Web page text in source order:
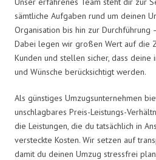
sämtliche Aufgaben rund um deinen
Organisation bis hin zur Durchführung
Dabei legen wir großen Wert auf die
Kunden und stellen sicher, dass
und Wünsche berücksichtigt werden.
Als günstiges Umzugsunternehmen
unschlagbares Preis-Leistungs-
die Leistungen, die du tatsächlich in
versteckte Kosten. Wir setzen auf
damit du deinen Umzug stressfrei